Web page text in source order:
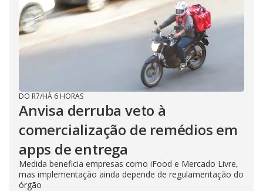
DO R7/HÁ 6 HORAS
Anvisa derruba veto à
comercialização de remédios em
apps de entrega
Medida beneficia empresas como iFood e Mercado Livre,
mas implementação ainda depende de regulamentação do
órgão